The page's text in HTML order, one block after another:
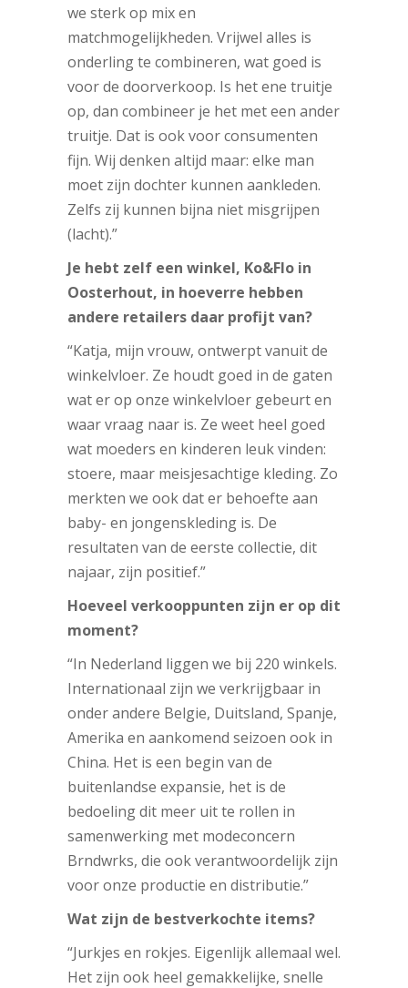
we sterk op mix en
matchmogelijkheden. Vrijwel alles is
onderling te combineren, wat goed is
voor de doorverkoop. Is het ene truitje
op, dan combineer je het met een ander
truitje. Dat is ook voor consumenten
fijn. Wij denken altijd maar: elke man
moet zijn dochter kunnen aankleden.
Zelfs zij kunnen bijna niet misgrijpen
(lacht).”
Je hebt zelf een winkel, Ko&Flo in
Oosterhout, in hoeverre hebben
andere retailers daar profijt van?
“Katja, mijn vrouw, ontwerpt vanuit de
winkelvloer. Ze houdt goed in de gaten
wat er op onze winkelvloer gebeurt en
waar vraag naar is. Ze weet heel goed
wat moeders en kinderen leuk vinden:
stoere, maar meisjesachtige kleding. Zo
merkten we ook dat er behoefte aan
baby- en jongenskleding is. De
resultaten van de eerste collectie, dit
najaar, zijn positief.”
Hoeveel verkooppunten zijn er op dit
moment?
“In Nederland liggen we bij 220 winkels.
Internationaal zijn we verkrijgbaar in
onder andere Belgie, Duitsland, Spanje,
Amerika en aankomend seizoen ook in
China. Het is een begin van de
buitenlandse expansie, het is de
bedoeling dit meer uit te rollen in
samenwerking met modeconcern
Brndwrks, die ook verantwoordelijk zijn
voor onze productie en distributie.”
Wat zijn de bestverkochte items?
“Jurkjes en rokjes. Eigenlijk allemaal wel.
Het zijn ook heel gemakkelijke, snelle